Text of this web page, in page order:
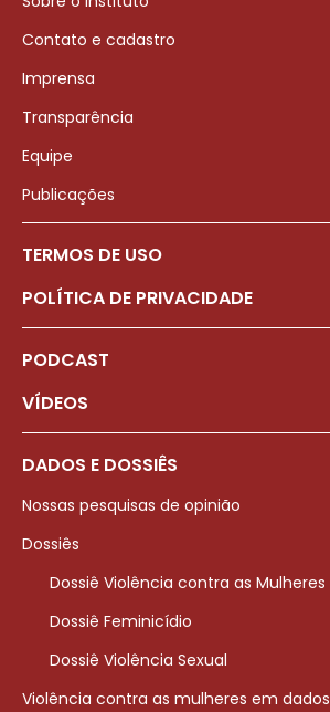
Contato e cadastro
Imprensa
Transparência
Equipe
Publicações
TERMOS DE USO
POLÍTICA DE PRIVACIDADE
PODCAST
VÍDEOS
DADOS E DOSSIÊS
Nossas pesquisas de opinião
Dossiês
Dossiê Violência contra as Mulheres
Dossiê Feminicídio
Dossiê Violência Sexual
Violência contra as mulheres em dados